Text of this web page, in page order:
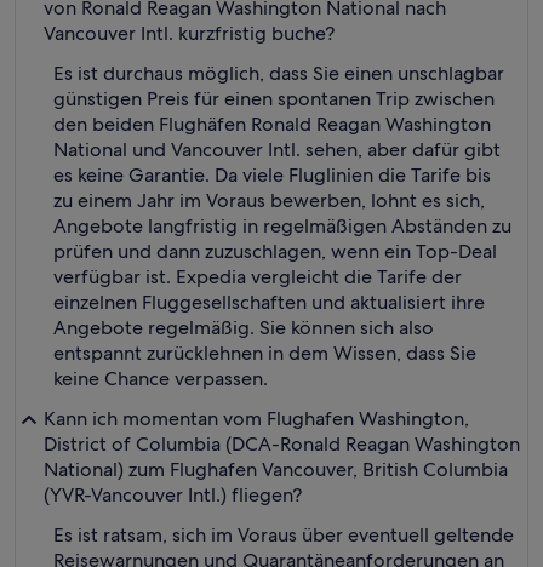
von Ronald Reagan Washington National nach
Vancouver Intl. kurzfristig buche?
Es ist durchaus möglich, dass Sie einen unschlagbar
günstigen Preis für einen spontanen Trip zwischen
den beiden Flughäfen Ronald Reagan Washington
National und Vancouver Intl. sehen, aber dafür gibt
es keine Garantie. Da viele Fluglinien die Tarife bis
zu einem Jahr im Voraus bewerben, lohnt es sich,
Angebote langfristig in regelmäßigen Abständen zu
prüfen und dann zuzuschlagen, wenn ein Top-Deal
verfügbar ist. Expedia vergleicht die Tarife der
einzelnen Fluggesellschaften und aktualisiert ihre
Angebote regelmäßig. Sie können sich also
entspannt zurücklehnen in dem Wissen, dass Sie
keine Chance verpassen.
Kann ich momentan vom Flughafen Washington,
District of Columbia (DCA-Ronald Reagan Washington
National) zum Flughafen Vancouver, British Columbia
(YVR-Vancouver Intl.) fliegen?
Es ist ratsam, sich im Voraus über eventuell geltende
Reisewarnungen und Quarantäneanforderungen an